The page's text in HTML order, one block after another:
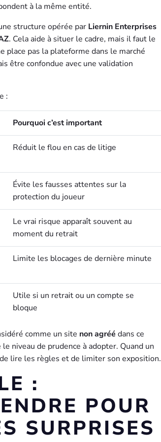
à la même entité.
structure opérée par Liernin Enterprises
. Cela aide à situer le cadre, mais il faut le
place pas la plateforme dans le marché
être confondue avec une validation
:
Pourquoi c’est important
Réduit le flou en cas de litige
Évite les fausses attentes sur la
protection du joueur
Le vrai risque apparaît souvent au
moment du retrait
Limite les blocages de dernière minute
Utile si un retrait ou un compte se
bloque
comme un site non agréé dans ce
niveau de prudence à adopter. Quand un
lire les règles et de limiter son exposition.
:
POUR
SURPRISES